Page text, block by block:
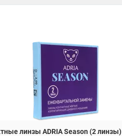
линзы ADRIA Season (2 линзы)